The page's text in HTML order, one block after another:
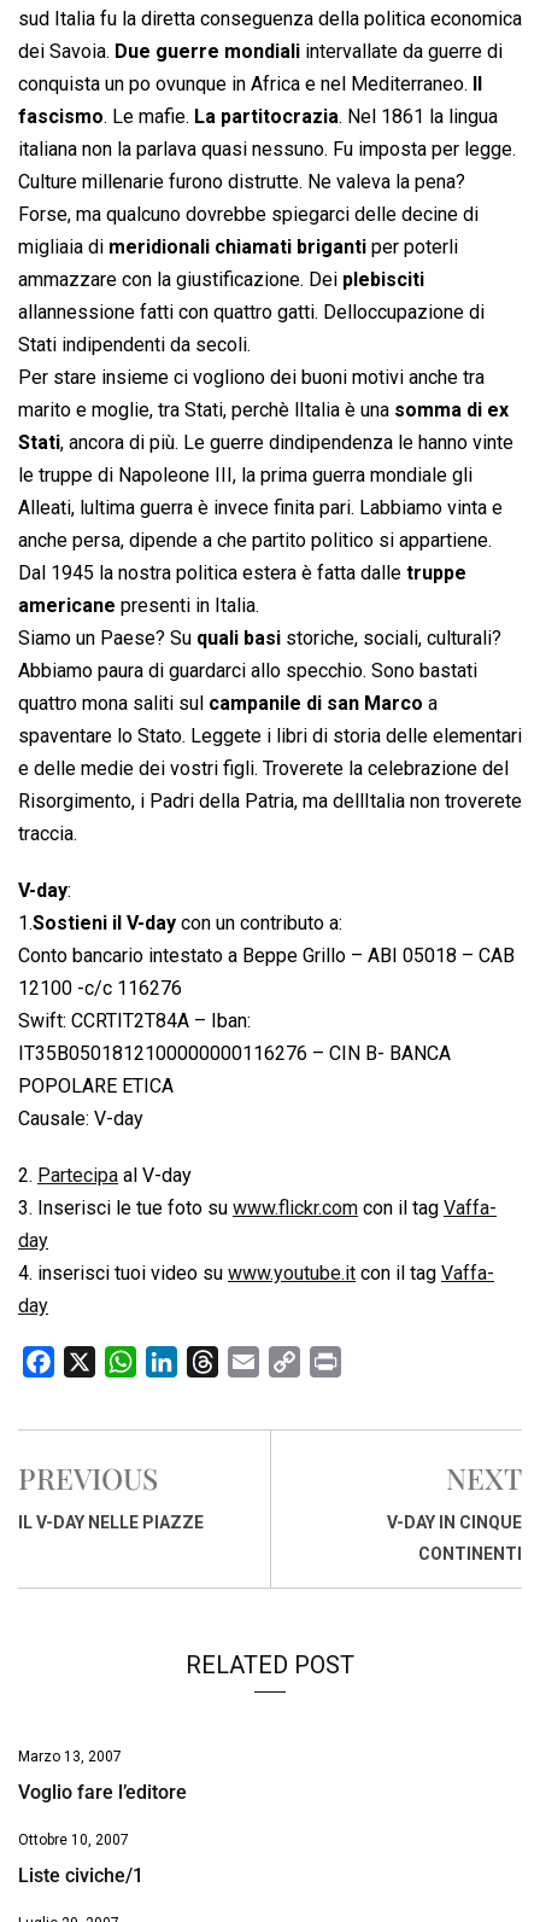
sud Italia fu la diretta conseguenza della politica economica
dei Savoia. Due guerre mondiali intervallate da guerre di
conquista un po ovunque in Africa e nel Mediterraneo.
fascismo. Le mafie. La partitocrazia. Nel 1861 la lingua
italiana non la parlava quasi nessuno. Fu imposta per legge.
Culture millenarie furono distrutte. Ne valeva la pena?
Forse, ma qualcuno dovrebbe spiegarci delle decine di
migliaia di meridionali chiamati briganti per poterli
ammazzare con la giustificazione. Dei plebisciti
allannessione fatti con quattro gatti. Delloccupazione di
Stati indipendenti da secoli.
Per stare insieme ci vogliono dei buoni motivi anche tra
marito e moglie, tra Stati, perchè lItalia è una somma di ex
Stati, ancora di più. Le guerre dindipendenza le hanno vinte
le truppe di Napoleone III, la prima guerra mondiale gli
Alleati, lultima guerra è invece finita pari. Labbiamo vinta e
anche persa, dipende a che partito politico si appartiene.
Dal 1945 la nostra politica estera è fatta dalle truppe
americane presenti in Italia.
Siamo un Paese? Su quali basi storiche, sociali, culturali?
Abbiamo paura di guardarci allo specchio. Sono bastati
quattro mona saliti sul campanile di san Marco a
spaventare lo Stato. Leggete i libri di storia delle elementari
e delle medie dei vostri figli. Troverete la celebrazione del
Risorgimento, i Padri della Patria, ma dellItalia non troverete
traccia.
V-day:
1.Sostieni il V-day con un contributo a:
Conto bancario intestato a Beppe Grillo – ABI 05018 – CAB
12100 -c/c 116276
Swift: CCRTIT2T84A – Iban:
IT35B0501812100000000116276 – CIN B- BANCA
POPOLARE ETICA
Causale: V-day
2. Partecipa al V-day
3. Inserisci le tue foto su www.flickr.com con il tag Vaffa-
day
4. inserisci tuoi video su www.youtube.it con il tag Vaffa-
day
c
b
o
W
a
s
A
n
d
r
a
p
i
PREVIOUS
IL V-DAY NELLE PIAZZE
NEXT
V-DAY IN CINQUE
CONTINENTI
RELATED POST
Marzo 13, 2007
Voglio fare l’editore
Ottobre 10, 2007
Liste civiche/1